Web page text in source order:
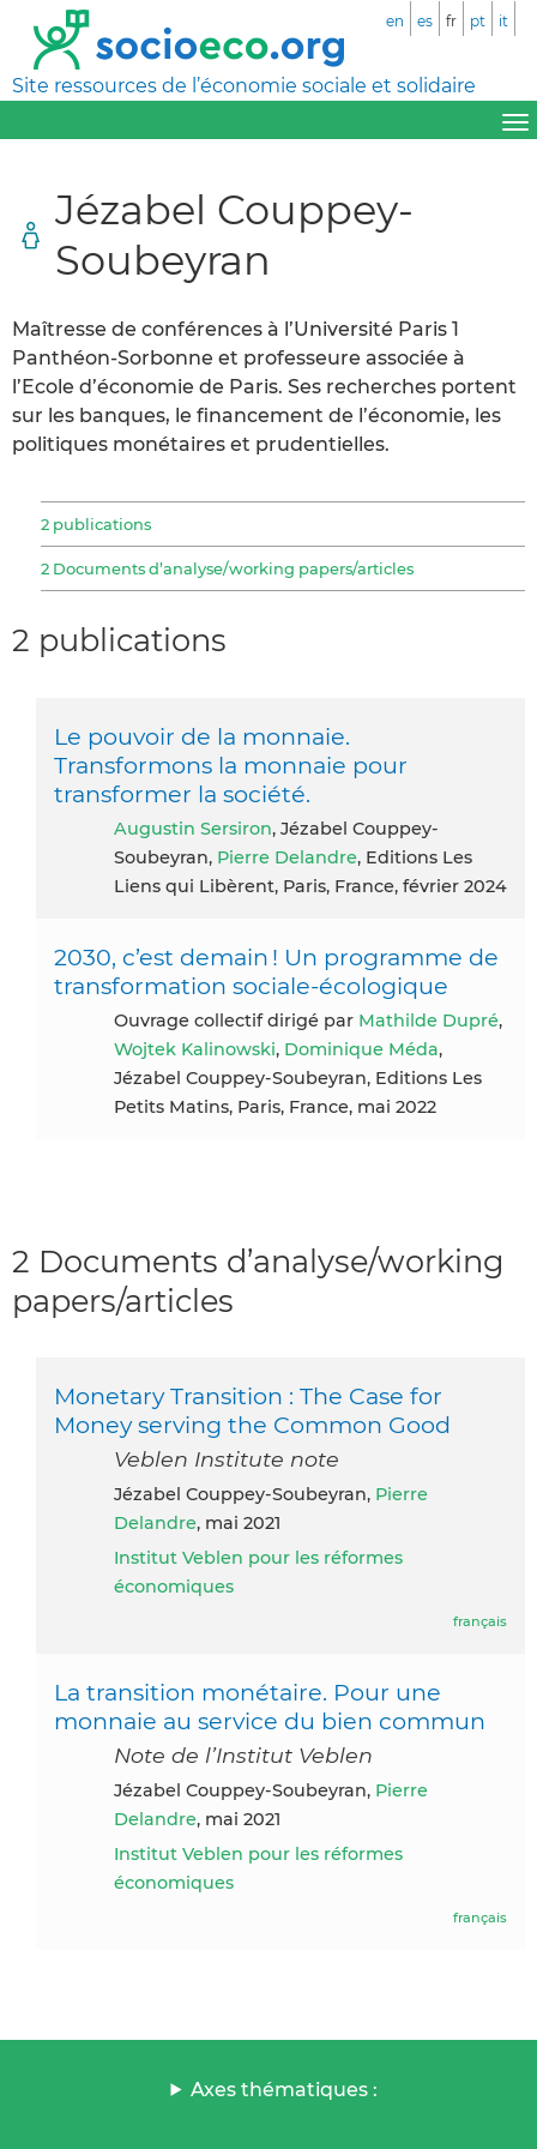
Site ressources de l’économie sociale et solidaire
en es fr pt it
Jézabel Couppey-
Soubeyran
Maîtresse de conférences à l’Université Paris 1
Panthéon-Sorbonne et professeure associée à
l’Ecole d’économie de Paris. Ses recherches portent
sur les banques, le financement de l’économie, les
politiques monétaires et prudentielles.
2 publications
2 Documents d’analyse/working papers/articles
2 publications
Le pouvoir de la monnaie.
Transformons la monnaie pour
transformer la société.
Augustin Sersiron, Jézabel Couppey-
Soubeyran, Pierre Delandre, Editions Les
Liens qui Libèrent, Paris, France, février 2024
2030, c’est demain ! Un programme de
transformation sociale-écologique
Ouvrage collectif dirigé par Mathilde Dupré,
Wojtek Kalinowski, Dominique Méda,
Jézabel Couppey-Soubeyran, Editions Les
Petits Matins, Paris, France, mai 2022
2 Documents d’analyse/working
papers/articles
Monetary Transition : The Case for
Money serving the Common Good
Veblen Institute note
Jézabel Couppey-Soubeyran, Pierre
Delandre, mai 2021
Institut Veblen pour les réformes
économiques
français
La transition monétaire. Pour une
monnaie au service du bien commun
Note de l’Institut Veblen
Jézabel Couppey-Soubeyran, Pierre
Delandre, mai 2021
Institut Veblen pour les réformes
économiques
français
Axes thématiques :